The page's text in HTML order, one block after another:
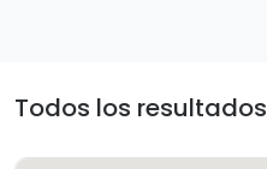
Todos los resultados